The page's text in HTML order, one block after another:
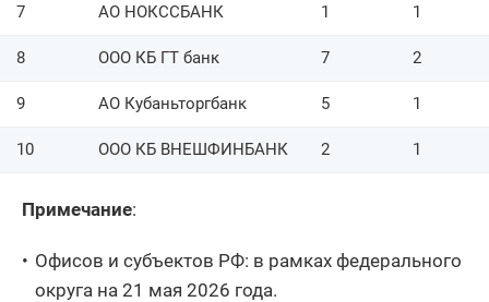
7 АО НОКССБАНК 1 1
8 ООО КБ ГТ банк 7 2
9 АО Кубаньторгбанк 5 1
10 ООО КБ ВНЕШФИНБАНК 2 1
Примечание:
Офисов и субъектов РФ: в рамках федерального
округа на 21 мая 2026 года.